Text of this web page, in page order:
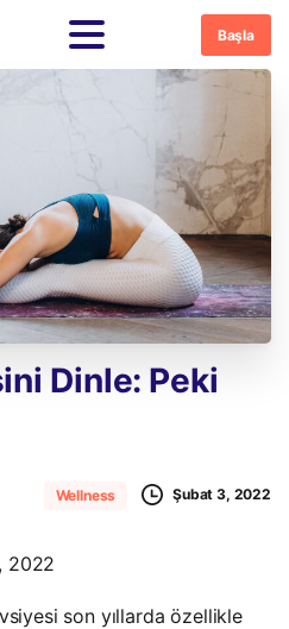
Başla
Dinle: Peki
Wellness Şubat 3, 2022
2022
son yıllarda özellikle